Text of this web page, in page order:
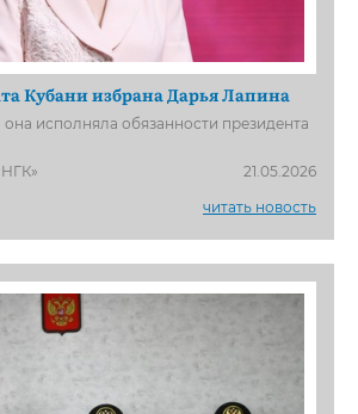
Кубани избрана Дарья Лапина
она исполняла обязанности президента
21.05.2026
читать новость